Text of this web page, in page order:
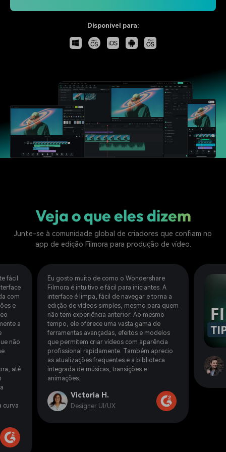
Disponível para:
Veja o que eles dizem
Junte-se à comunidade global de criadores que confiam no
app de edição Filmora para produção de vídeo.
fácil
com
e
a
não
até
curva
Eu gosto muito de como o Wondershare
Filmora é intuitivo e fácil para iniciantes. A
interface é limpa, fácil de navegar e torna a
edição de vídeos simples, mesmo para quem
não tem experiência anterior. Ao mesmo
tempo, ele oferece uma vasta gama de
ferramentas avançadas, efeitos e modelos
que permitem criar vídeos com aparência
profissional rapidamente. Também aprecio
as atualizações frequentes e a biblioteca
integrada de músicas, transições e
animações.
Victoria H.
Designer UI/UX